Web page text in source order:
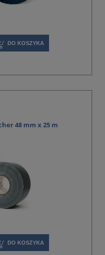
DO KOSZYKA
48 mm x 25 m
DO KOSZYKA